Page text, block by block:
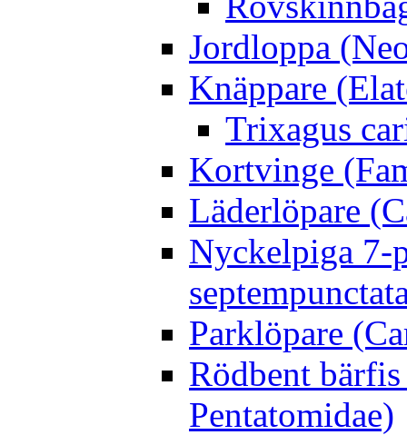
Jordloppa
Knäppare
Trixagus
Kortvinge
Läderlöpare
Nyckelpiga 7-
Parklöpare
Rödbent
Pentatomidae)